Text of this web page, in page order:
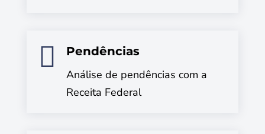

Pendências
Análise de pendências com a
Receita Federal